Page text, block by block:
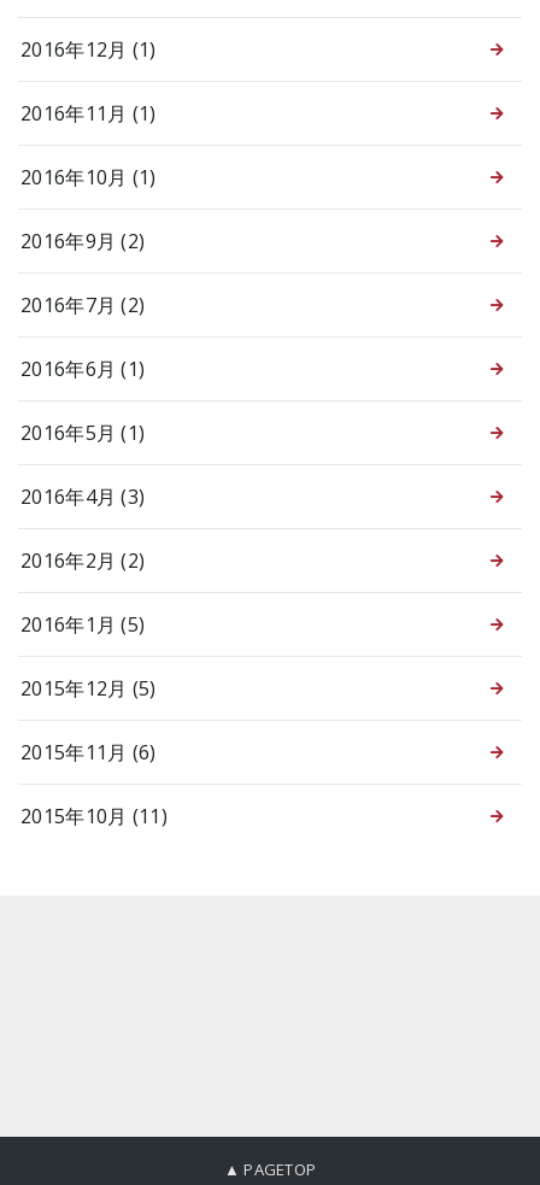
2016年12月 (1)
2016年11月 (1)
2016年10月 (1)
2016年9月 (2)
2016年7月 (2)
2016年6月 (1)
2016年5月 (1)
2016年4月 (3)
2016年2月 (2)
2016年1月 (5)
2015年12月 (5)
2015年11月 (6)
2015年10月 (11)
▲ PAGETOP